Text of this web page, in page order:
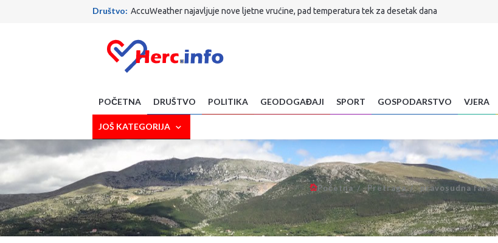
Društvo: AccuWeather najavljuje nove ljetne vrućine, pad temperatura tek za desetak dana
Crna strana: TRAGEDIJA KOD MAKARSKE: Planinar preminuo na brdu Sutvid, druga osoba spašena
Politika : Ante Šušnjar najveća je faca u Vladi RH! Evo što je sada radikalnim Srbima poručio
Društvo: Što je to nabavio MUP ZHŽ-a! Nova vozila stigla...
Sport: Evo gdje ide Dalić! S njim stiže i Ćorluka!
Sport: Završen krizni sastanak FIFA-e: Evo kakva je sudbina Infantina
Društvo:
POČETNA DRUŠTVO POLITIKA GEODOGAĐAJI SPORT GOSPODARSTVO VJERA
JOŠ KATEGORIJA
Početna Pretraga pravosudna farsa